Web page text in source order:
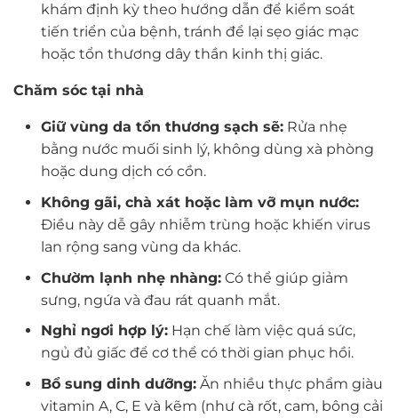
khám định kỳ theo hướng dẫn để kiểm soát
tiến triển của bệnh, tránh để lại sẹo giác mạc
hoặc tổn thương dây thần kinh thị giác.
Chăm sóc tại nhà
Giữ vùng da tổn thương sạch sẽ:Rửa nhẹ
bằng nước muối sinh lý, không dùng xà phòng
hoặc dung dịch có cồn.
Không gãi, chà xát hoặc làm vỡ mụn nước:
Điều này dễ gây nhiễm trùng hoặc khiến virus
lan rộng sang vùng da khác.
Chườm lạnh nhẹ nhàng:Có thể giúp giảm
sưng, ngứa và đau rát quanh mắt.
Nghỉ ngơi hợp lý:Hạn chế làm việc quá sức,
ngủ đủ giấc để cơ thể có thời gian phục hồi.
Bổ sung dinh dưỡng:Ăn nhiều thực phẩm giàu
vitamin A, C, E và kẽm (như cà rốt, cam, bông cải